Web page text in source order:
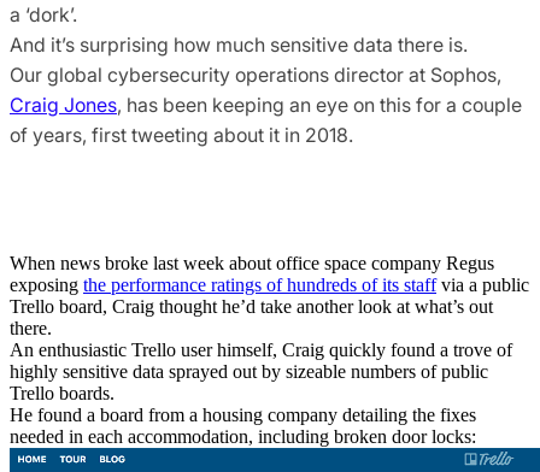
a ‘dork’.
And it’s surprising how much sensitive data there is.
Our global cybersecurity operations director at Sophos,
Craig Jones, has been keeping an eye on this for a couple
of years, first tweeting about it in 2018.
When news broke last week about office space company Regus
exposing the performance ratings of hundreds of its staffvia a public
Trello board, Craig thought he’d take another look at what’s out
there.
An enthusiastic Trello user himself, Craig quickly found a trove of
highly sensitive data sprayed out by sizeable numbers of public
Trello boards.
He found a board from a housing company detailing the fixes
needed in each accommodation, including broken door locks: